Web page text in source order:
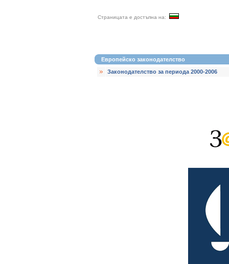
Страницата е достъпна на:
Европейско законодателство
Законодателство за периода 2000-2006